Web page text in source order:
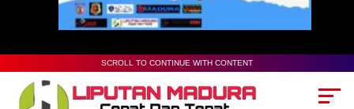
SCROLL TO CONTINUE WITH CONTENT